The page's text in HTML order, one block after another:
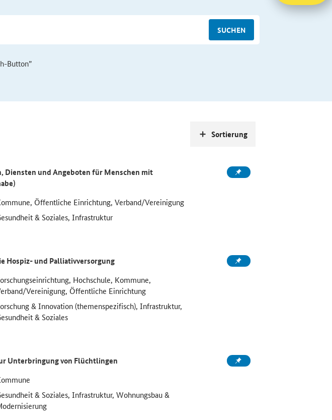
SUCHEN
Button”
Diensten und Angeboten für Menschen mit
Öffentliche Einrichtung, Verband/Vereinigung
& Soziales, Infrastruktur
Hospiz- und Palliativversorgung
Hochschule, Kommune,
Vereinigung, Öffentliche Einrichtung
& Innovation (themenspezifisch), Infrastruktur,
& Soziales
Unterbringung von Flüchtlingen
& Soziales, Infrastruktur, Wohnungsbau &
Sortierung